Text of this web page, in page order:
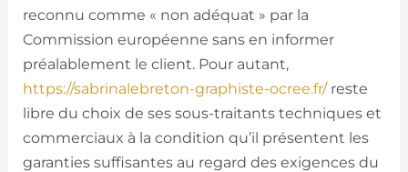
reconnu comme « non adéquat » par la
Commission européenne sans en informer
préalablement le client. Pour autant,
https://sabrinalebreton-graphiste-ocree.fr/reste
libre du choix de ses sous-traitants techniques et
commerciaux à la condition qu’il présentent les
garanties suffisantes au regard des exigences du